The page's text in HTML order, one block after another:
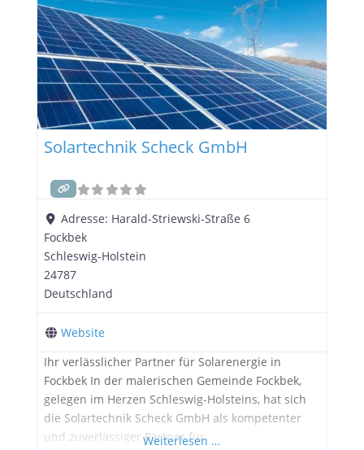
Solartechnik Scheck GmbH
Adresse: Harald-Striewski-Straße 6
Fockbek
Schleswig-Holstein
24787
Deutschland
Website
Ihr verlässlicher Partner für Solarenergie in
Fockbek In der malerischen Gemeinde Fockbek,
gelegen im Herzen Schleswig-Holsteins, hat sich
die Solartechnik Scheck GmbH als kompetenter
und zuverlässiger Partner für
Weiterlesen …